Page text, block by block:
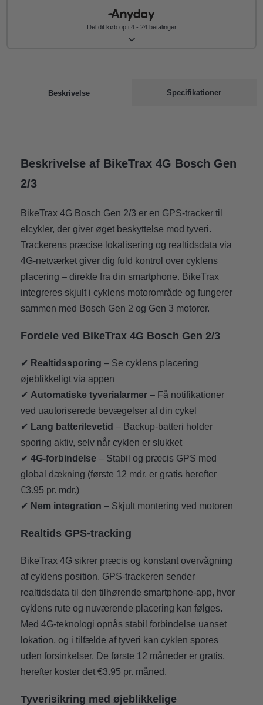
Del dit køb op i 4 - 24 betalinger
Beskrivelse Specifikationer
Beskrivelse af BikeTrax 4G Bosch Gen
2/3
BikeTrax 4G Bosch Gen 2/3 er en GPS-tracker til
elcykler, der giver øget beskyttelse mod tyveri.
Trackerens præcise lokalisering og realtidsdata via
4G-netværket giver dig fuld kontrol over cyklens
placering – direkte fra din smartphone. BikeTrax
integreres skjult i cyklens motorområde og fungerer
sammen med Bosch Gen 2 og Gen 3 motorer.
Fordele ved BikeTrax 4G Bosch Gen 2/3
✔ Realtidssporing – Se cyklens placering
øjeblikkeligt via appen
✔ Automatiske tyverialarmer– Få notifikationer
ved uautoriserede bevægelser af din cykel
✔ Lang batterilevetid – Backup-batteri holder
sporing aktiv, selv når cyklen er slukket
✔ 4G-forbindelse– Stabil og præcis GPS med
global dækning (første 12 mdr. er gratis herefter
€3.95 pr. mdr.)
✔ Nem integration – Skjult montering ved motoren
Realtids GPS-tracking
BikeTrax 4G sikrer præcis og konstant overvågning
af cyklens position. GPS-trackeren sender
realtidsdata til den tilhørende smartphone-app, hvor
cyklens rute og nuværende placering kan følges.
Med 4G-teknologi opnås stabil forbindelse uanset
lokation, og i tilfælde af tyveri kan cyklen spores
uden forsinkelser. De første 12 måneder er gratis,
herefter koster det €3.95 pr. måned.
Tyverisikring med øjeblikkelige